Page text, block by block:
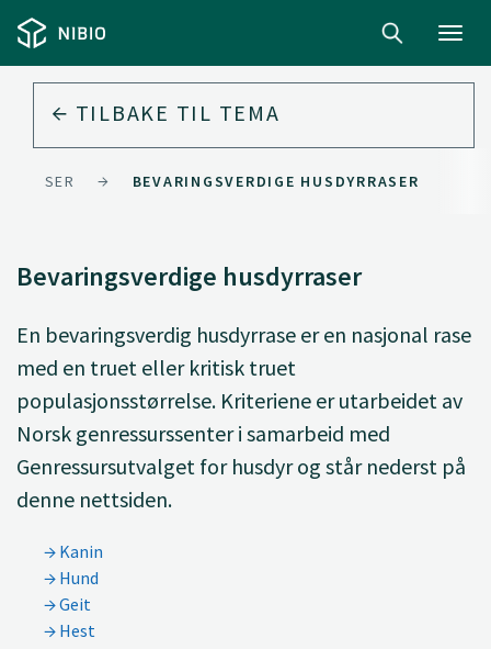
TILBAKE TIL TEMA
BEVARINGSVERDIGE HUSDYRRASER
Bevaringsverdige husdyrraser
En bevaringsverdig husdyrrase er en nasjonal rase
med en truet eller kritisk truet
populasjonsstørrelse. Kriteriene er utarbeidet av
Norsk genressurssenter i samarbeid med
Genressursutvalget for husdyr og står nederst på
denne nettsiden.
Kanin
Hund
Geit
Hest